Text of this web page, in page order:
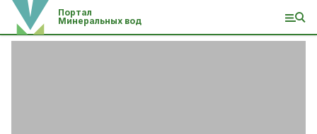
Портал
Минеральных вод